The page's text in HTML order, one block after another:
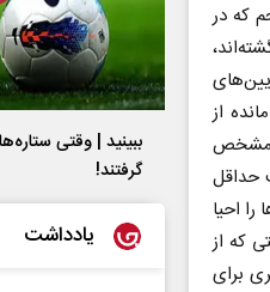
که در
از
مشخص
حداقل
احیا
که از
برای
ببینید | وقتی
گرفتند!
یادداشت